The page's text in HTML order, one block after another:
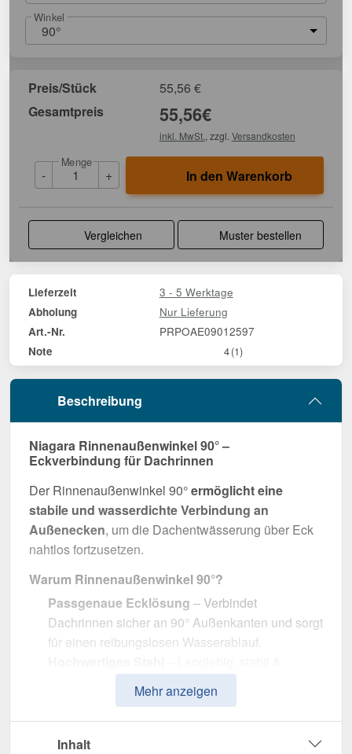
Winkel
90°
Preis/Stück 55,56 €
Gesamtpreis
55,56€
inkl. MwSt. , zzgl. Versandkosten
-
Menge
+ In den Warenkorb
Vergleichen Muster bestellen
Lieferzeit 3 - 5 Werktage
Abholung Nur Lieferung
Art.-Nr. PRPOAE09012597
Note 4(1)
Beschreibung
Niagara Rinnenaußenwinkel 90° –
Eckverbindung für Dachrinnen
Der Rinnenaußenwinkel 90°ermöglicht eine
stabile und wasserdichte Verbindung an
Außenecken, um die Dachentwässerung über Eck
nahtlos fortzusetzen.
Warum Rinnenaußenwinkel 90°?
Passgenaue Ecklösung – Verbindet
Dachrinnen sicher an 90° Außenkanten und sorgt
für einen reibungslosen Wasserablauf.
Effiziente Wasserableitung– Optimale
Dimension mit 125 mm Durchmesser.
Einfache Montage
Mehr anzeigen
Inhalt